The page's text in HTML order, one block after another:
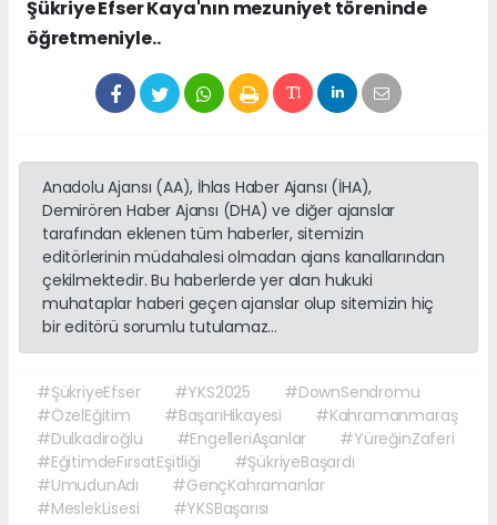
Şükriye Efser Kaya'nın mezuniyet töreninde
öğretmeniyle..
Anadolu Ajansı (AA), İhlas Haber Ajansı (İHA),
Demirören Haber Ajansı (DHA) ve diğer ajanslar
tarafından eklenen tüm haberler, sitemizin
editörlerinin müdahalesi olmadan ajans kanallarından
çekilmektedir. Bu haberlerde yer alan hukuki
muhataplar haberi geçen ajanslar olup sitemizin hiç
bir editörü sorumlu tutulamaz...
#ŞükriyeEfser #YKS2025
#DownSendromu
#ÖzelEğitim
#BaşarıHikayesi
#Kahramanmaraş
#Dulkadiroğlu
#EngelleriAşanlar
#YüreğinZaferi
#EğitimdeFırsatEşitliği
#ŞükriyeBaşardı
#UmudunAdı
#GençKahramanlar
#MeslekLisesi
#YKSBaşarısı